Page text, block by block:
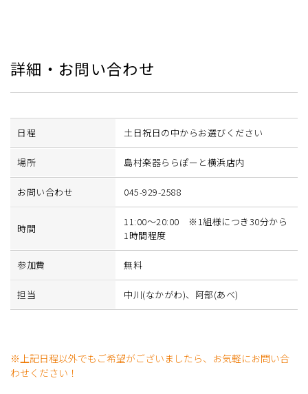
詳細・お問い合わせ
日程 土日祝日の中からお選びください
場所 島村楽器ららぽーと横浜店内
お問い合わせ 045-929-2588
時間
11:00～20:00 ※1組様につき30分から
1時間程度
参加費 無料
担当 中川(なかがわ)、阿部(あべ)
※上記日程以外でもご希望がございましたら、お気軽にお問い合
わせください！